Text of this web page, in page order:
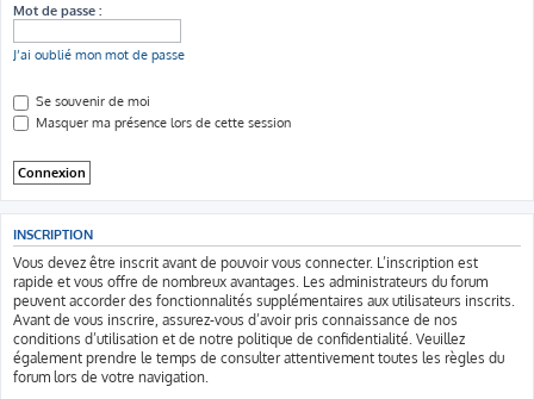
Mot de passe :
J’ai oublié mon mot de passe
Se souvenir de moi
Masquer ma présence lors de cette session
INSCRIPTION
Vous devez être inscrit avant de pouvoir vous connecter. L’inscription est
rapide et vous offre de nombreux avantages. Les administrateurs du forum
peuvent accorder des fonctionnalités supplémentaires aux utilisateurs inscrits.
Avant de vous inscrire, assurez-vous d’avoir pris connaissance de nos
conditions d’utilisation et de notre politique de confidentialité. Veuillez
également prendre le temps de consulter attentivement toutes les règles du
forum lors de votre navigation.